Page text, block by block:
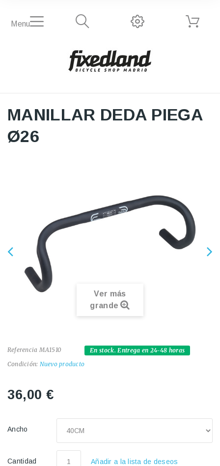
Menu
MANILLAR DEDA PIEGA
Ø26
Ver más
grande
Referencia MA1510
Condición: Nuevo producto
En stock. Entrega en 24-48 horas
36,00 €
Ancho
Cantidad Añadir a la lista de deseos